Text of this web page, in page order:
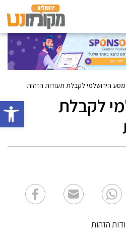
פתח
הירושלמי לקבלת תעודות הזהות
לקבלת